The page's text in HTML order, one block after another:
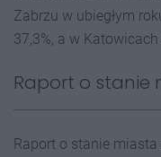
Zabrzu w ubiegłym
37,3%, a w Katowicach
Raport o stanie
Raport o stanie miasta